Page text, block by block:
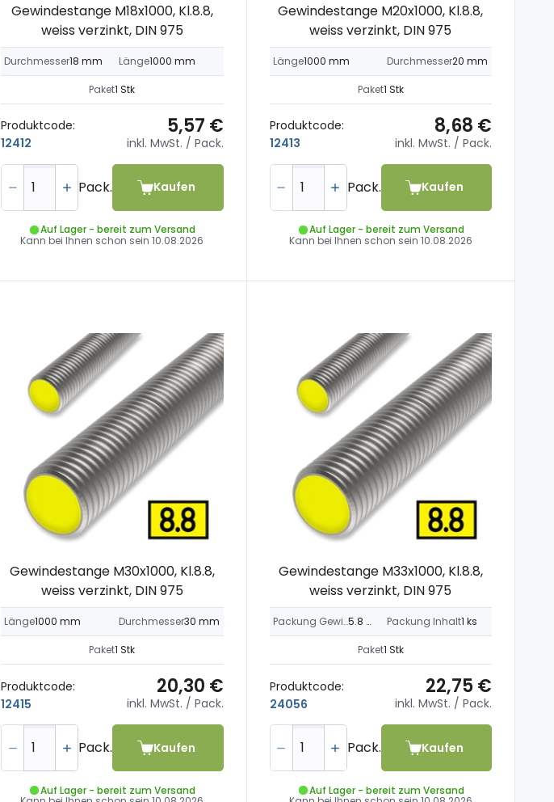
Gewindestange M18x1000, Kl.8.8,
weiss verzinkt, DIN 975
Durchmesser18 mm Länge1000 mm
Paket1 Stk
Produktcode:
12412
5,57 €
inkl. MwSt. / Pack.
Pack. Kaufen
Auf Lager - bereit zum Versand
Kann bei Ihnen schon sein10.08.2026
Gewindestange M20x1000, Kl.8.8,
weiss verzinkt, DIN 975
Länge1000 mm Durchmesser20 mm
Paket1 Stk
Produktcode:
12413
8,68 €
inkl. MwSt. / Pack.
Pack. Kaufen
Auf Lager - bereit zum Versand
Kann bei Ihnen schon sein 10.08.2026
Gewindestange M30x1000, Kl.8.8,
weiss verzinkt, DIN 975
Länge1000 mm Durchmesser30 mm
Paket1 Stk
Produktcode:
12415
20,30 €
inkl. MwSt. / Pack.
Pack. Kaufen
Auf Lager - bereit zum Versand
Gewindestange M33x1000, Kl.8.8,
weiss verzinkt, DIN 975
Packung Gewicht 5.8 kg Packung Inhalt1 ks
Paket1 Stk
Produktcode:
24056
22,75 €
inkl. MwSt. / Pack.
Pack. Kaufen
Auf Lager - bereit zum Versand